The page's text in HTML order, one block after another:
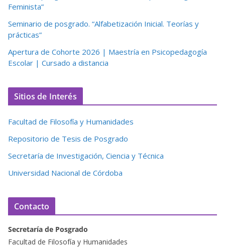
Feminista”
Seminario de posgrado. “Alfabetización Inicial. Teorías y
prácticas”
Apertura de Cohorte 2026 | Maestría en Psicopedagogía
Escolar | Cursado a distancia
Sitios de Interés
Facultad de Filosofía y Humanidades
Repositorio de Tesis de Posgrado
Secretaría de Investigación, Ciencia y Técnica
Universidad Nacional de Córdoba
Contacto
Secretaría de Posgrado
Facultad de Filosofía y Humanidades